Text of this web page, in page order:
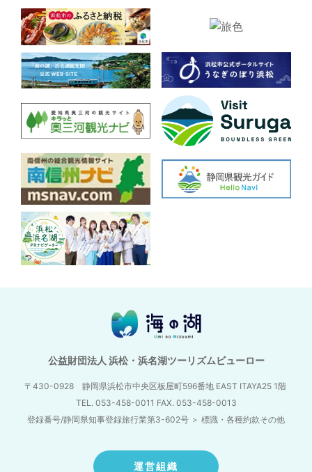
公益財団法人 浜松・浜名湖ツーリズムビューロー
〒430-0928 静岡県浜松市中央区板屋町596番地 EAST ITAYA25 1階
TEL. 053-458-0011 FAX. 053-458-0013
登録番号/静岡県知事登録旅行業第3-602号 ＞ 標識・各種約款その他
運営組織